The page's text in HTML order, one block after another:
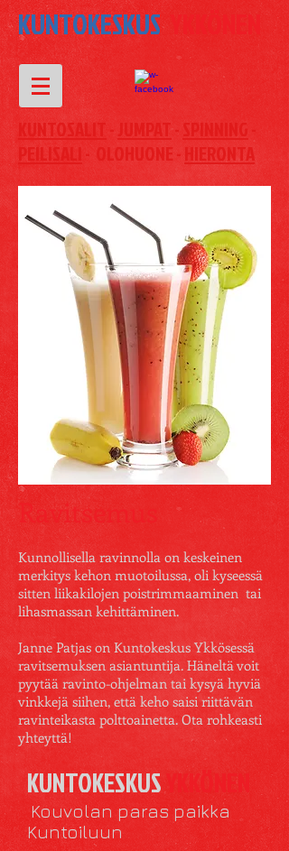
KUNTOKESKUS YKKÖNEN
KUNTOSALIT - JUMPAT- SPINNING
PEILISALI - OLOHUONE -HIERONTA
Ravitsemus
Kunnollisella ravinnolla on keskeinen
merkitys kehon muotoilussa, oli kyseessä
sitten liikakilojen poistrimmaaminen tai
lihasmassan kehittäminen.
Janne Patjas on Kuntokeskus Ykkösessä
ravitsemuksen asiantuntija. Häneltä voit
pyytää ravinto-ohjelman tai kysyä hyviä
vinkkejä siihen, että keho saisi riittävän
ravinteikasta polttoainetta. Ota rohkeasti
yhteyttä!
KUNTOKESKUS YKKÖNEN
Kouvolan paras paikka
Kuntoiluun